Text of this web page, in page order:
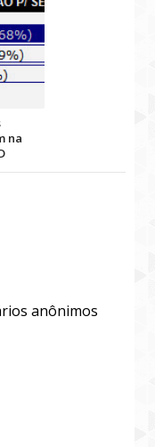
na
anônimos